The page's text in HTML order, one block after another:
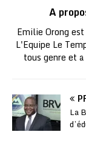
A
Emilie Orong
L'Equipe Le
tous genre et
La